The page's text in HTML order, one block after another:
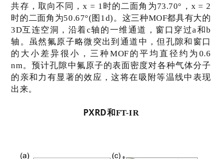
共存，取向不同，x = 1 时的二面角为73.70° ， x = 2
时的二面角为50.67°(图 1d) 。这三种MOF都具有大的
3D互连空洞，沿着c轴的一维通道，窗口穿过a和b
轴。虽然氟原子略微突出到通道中，但孔隙和窗口
的大小差异很小，三种MOF 的平均直径约为 0.6
nm 。预计孔隙中氟原子的表面密度对各种气体分子
的亲和力有显著的效应，这将在吸附等温线中表现
出来。
PXRD和FT-IR